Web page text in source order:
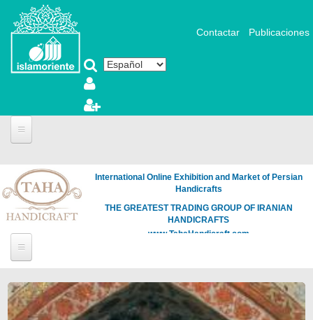
Pasar al contenido principal
Contactar Publicaciones
International Online Exhibition and Market of Persian
Handicrafts
THE GREATEST TRADING GROUP OF IRANIAN
HANDICRAFTS
www.TahaHandicraft.com
Páginas